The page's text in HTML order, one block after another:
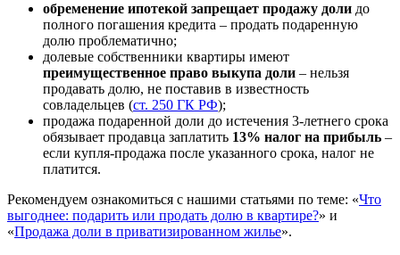
обременение ипотекой запрещает продажу доли до
полного погашения кредита – продать подаренную
долю проблематично;
долевые собственники квартиры имеют
преимущественное право выкупа доли – нельзя
продавать долю, не поставив в известность
совладельцев (ст. 250 ГК РФ);
продажа подаренной доли до истечения 3-летнего срока
обязывает продавца заплатить 13% налог на прибыль –
если купля-продажа после указанного срока, налог не
платится.
Рекомендуем ознакомиться с нашими статьями по теме: «Что
выгоднее: подарить или продать долю в квартире?» и
«Продажа доли в приватизированном жилье».